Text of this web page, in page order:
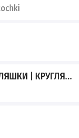
| СМЕХАЧ